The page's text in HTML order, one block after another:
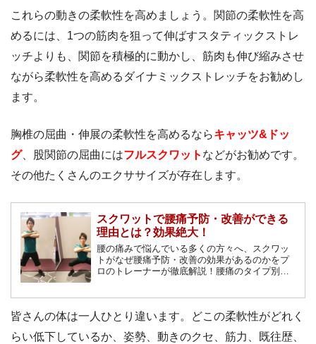
これらの動きの柔軟性を高めましょう。関節の柔軟性を高
めるには、1つの筋肉を狙って伸ばすスタティックストレ
ッチよりも、関節を積極的に動かし、筋肉も伸び縮みさせ
ながら柔軟性を高めるダイナミックストレッチをお勧めし
ます。
胸椎の屈曲・伸展の柔軟性を高めるならキャッツ&ドッ
グ、股関節の屈曲にはフルスクワット などがお勧めです。
その他たくさんのエクササイズが存在します。
スクワットで腰痛予防・改善ができる
理由とは？効果絶大！
腰の痛みで悩んでいる多くの方々へ、スクワッ
トがなぜ腰痛予防・改善の効果があるのかをプ
ロのトレーナーが徹底解説！腰痛のタイプ別に
皆さんの体は一人ひとり違います。どこの柔軟性がどれく
らい低下しているか、姿勢、動きのクセ、筋力、既往歴、